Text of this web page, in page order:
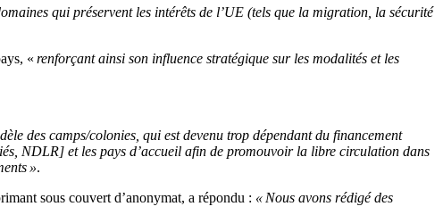
qui préservent les intérêts de l’UE (tels que la migration, la sécurité
« renforçant ainsi son influence stratégique sur les modalités et les
des camps/colonies, qui est devenu trop dépendant du financement
NDLR] et les pays d’accueil afin de promouvoir la libre circulation dans
».
sous couvert d’anonymat, a répondu : « Nous avons rédigé des